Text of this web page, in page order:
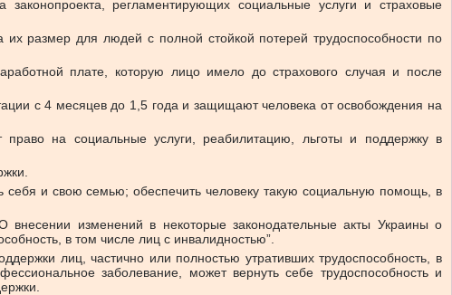
регламентирующих социальные услуги и страховые
размер для людей с полной стойкой потерей трудоспособности по
плате, которую лицо имело до страхового случая и после
с 4 месяцев до 1,5 года и защищают человека от освобождения на
право на социальные услуги, реабилитацию, льготы и поддержку в
себя и свою семью; обеспечить человеку такую социальную помощь, в
внесении изменений в некоторые законодательные акты Украины о
в том числе лиц с инвалидностью”.
лиц, частично или полностью утративших трудоспособность, в
заболевание, может вернуть себе трудоспособность и